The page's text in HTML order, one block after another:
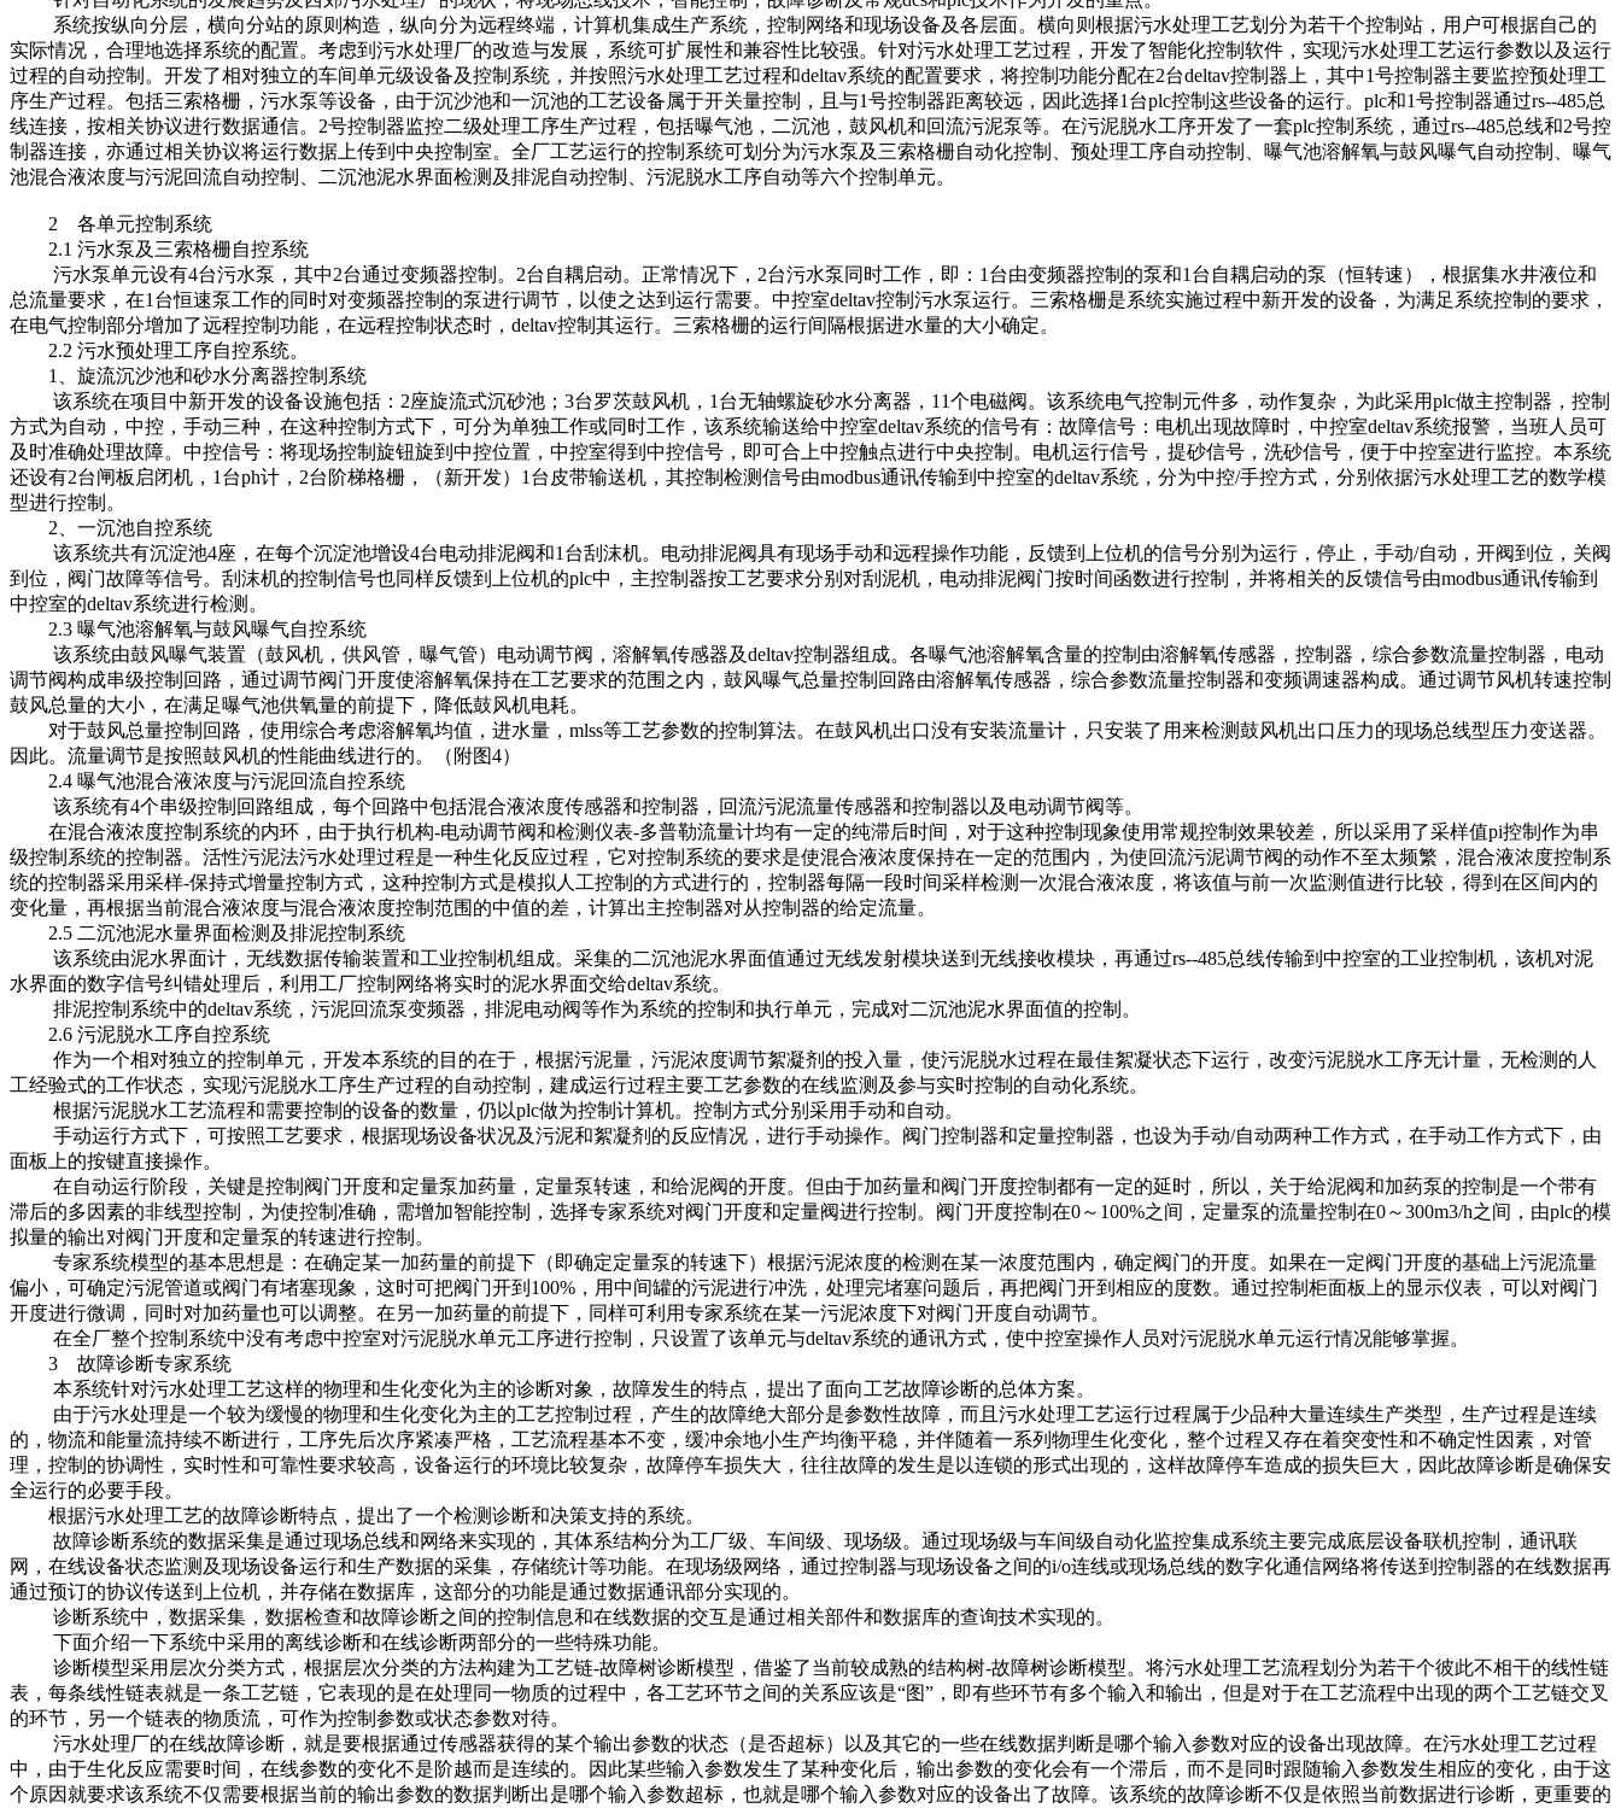
系统按纵向分层，横向分站的原则构造，纵向分为远程终端，计算机集成生产系统，控制网络和现场设备及各层面。横向则根据污水处理工艺划分为若干个控制站，用户可根据自己的
实际情况，合理地选择系统的配置。考虑到污水处理厂的改造与发展，系统可扩展性和兼容性比较强。针对污水处理工艺过程，开发了智能化控制软件，实现污水处理工艺运行参数以及运行
过程的自动控制。开发了相对独立的车间单元级设备及控制系统，并按照污水处理工艺过程和deltav系统的配置要求，将控制功能分配在2台deltav控制器上，其中1号控制器主要监控预处理工
序生产过程。包括三索格栅，污水泵等设备，由于沉沙池和一沉池的工艺设备属于开关量控制，且与1号控制器距离较远，因此选择1台plc控制这些设备的运行。plc和1号控制器通过rs--485总
线连接，按相关协议进行数据通信。2号控制器监控二级处理工序生产过程，包括曝气池，二沉池，鼓风机和回流污泥泵等。在污泥脱水工序开发了一套plc控制系统，通过rs--485总线和2号控
制器连接，亦通过相关协议将运行数据上传到中央控制室。全厂工艺运行的控制系统可划分为污水泵及三索格栅自动化控制、预处理工序自动控制、曝气池溶解氧与鼓风曝气自动控制、曝气
池混合液浓度与污泥回流自动控制、二沉池泥水界面检测及排泥自动控制、污泥脱水工序自动等六个控制单元。
2 各单元控制系统
2.1 污水泵及三索格栅自控系统
污水泵单元设有4台污水泵，其中2台通过变频器控制。2台自耦启动。正常情况下，2台污水泵同时工作，即：1台由变频器控制的泵和1台自耦启动的泵（恒转速），根据集水井液位和
总流量要求，在1台恒速泵工作的同时对变频器控制的泵进行调节，以使之达到运行需要。中控室deltav控制污水泵运行。三索格栅是系统实施过程中新开发的设备，为满足系统控制的要求，
在电气控制部分增加了远程控制功能，在远程控制状态时，deltav控制其运行。三索格栅的运行间隔根据进水量的大小确定。
2.2 污水预处理工序自控系统。
1、旋流沉沙池和砂水分离器控制系统
该系统在项目中新开发的设备设施包括：2座旋流式沉砂池；3台罗茨鼓风机，1台无轴螺旋砂水分离器，11个电磁阀。该系统电气控制元件多，动作复杂，为此采用plc做主控制器，控制
方式为自动，中控，手动三种，在这种控制方式下，可分为单独工作或同时工作，该系统输送给中控室deltav系统的信号有：故障信号：电机出现故障时，中控室deltav系统报警，当班人员可
及时准确处理故障。中控信号：将现场控制旋钮旋到中控位置，中控室得到中控信号，即可合上中控触点进行中央控制。电机运行信号，提砂信号，洗砂信号，便于中控室进行监控。本系统
还设有2台闸板启闭机，1台ph计，2台阶梯格栅，（新开发）1台皮带输送机，其控制检测信号由modbus通讯传输到中控室的deltav系统，分为中控/手控方式，分别依据污水处理工艺的数学模
型进行控制。
2、一沉池自控系统
该系统共有沉淀池4座，在每个沉淀池增设4台电动排泥阀和1台刮沫机。电动排泥阀具有现场手动和远程操作功能，反馈到上位机的信号分别为运行，停止，手动/自动，开阀到位，关阀
到位，阀门故障等信号。刮沫机的控制信号也同样反馈到上位机的plc中，主控制器按工艺要求分别对刮泥机，电动排泥阀门按时间函数进行控制，并将相关的反馈信号由modbus通讯传输到
中控室的deltav系统进行检测。
2.3 曝气池溶解氧与鼓风曝气自控系统
该系统由鼓风曝气装置（鼓风机，供风管，曝气管）电动调节阀，溶解氧传感器及deltav控制器组成。各曝气池溶解氧含量的控制由溶解氧传感器，控制器，综合参数流量控制器，电动
调节阀构成串级控制回路，通过调节阀门开度使溶解氧保持在工艺要求的范围之内，鼓风曝气总量控制回路由溶解氧传感器，综合参数流量控制器和变频调速器构成。通过调节风机转速控制
鼓风总量的大小，在满足曝气池供氧量的前提下，降低鼓风机电耗。
对于鼓风总量控制回路，使用综合考虑溶解氧均值，进水量，mlss等工艺参数的控制算法。在鼓风机出口没有安装流量计，只安装了用来检测鼓风机出口压力的现场总线型压力变送器。
因此。流量调节是按照鼓风机的性能曲线进行的。（附图4）
2.4 曝气池混合液浓度与污泥回流自控系统
该系统有4个串级控制回路组成，每个回路中包括混合液浓度传感器和控制器，回流污泥流量传感器和控制器以及电动调节阀等。
在混合液浓度控制系统的内环，由于执行机构-电动调节阀和检测仪表-多普勒流量计均有一定的纯滞后时间，对于这种控制现象使用常规控制效果较差，所以采用了采样值pi控制作为串
级控制系统的控制器。活性污泥法污水处理过程是一种生化反应过程，它对控制系统的要求是使混合液浓度保持在一定的范围内，为使回流污泥调节阀的动作不至太频繁，混合液浓度控制系
统的控制器采用采样-保持式增量控制方式，这种控制方式是模拟人工控制的方式进行的，控制器每隔一段时间采样检测一次混合液浓度，将该值与前一次监测值进行比较，得到在区间内的
变化量，再根据当前混合液浓度与混合液浓度控制范围的中值的差，计算出主控制器对从控制器的给定流量。
2.5 二沉池泥水量界面检测及排泥控制系统
该系统由泥水界面计，无线数据传输装置和工业控制机组成。采集的二沉池泥水界面值通过无线发射模块送到无线接收模块，再通过rs--485总线传输到中控室的工业控制机，该机对泥
水界面的数字信号纠错处理后，利用工厂控制网络将实时的泥水界面交给deltav系统。
排泥控制系统中的deltav系统，污泥回流泵变频器，排泥电动阀等作为系统的控制和执行单元，完成对二沉池泥水界面值的控制。
2.6 污泥脱水工序自控系统
作为一个相对独立的控制单元，开发本系统的目的在于，根据污泥量，污泥浓度调节絮凝剂的投入量，使污泥脱水过程在最佳絮凝状态下运行，改变污泥脱水工序无计量，无检测的人
工经验式的工作状态，实现污泥脱水工序生产过程的自动控制，建成运行过程主要工艺参数的在线监测及参与实时控制的自动化系统。
根据污泥脱水工艺流程和需要控制的设备的数量，仍以plc做为控制计算机。控制方式分别采用手动和自动。
手动运行方式下，可按照工艺要求，根据现场设备状况及污泥和絮凝剂的反应情况，进行手动操作。阀门控制器和定量控制器，也设为手动/自动两种工作方式，在手动工作方式下，由
面板上的按键直接操作。
在自动运行阶段，关键是控制阀门开度和定量泵加药量，定量泵转速，和给泥阀的开度。但由于加药量和阀门开度控制都有一定的延时，所以，关于给泥阀和加药泵的控制是一个带有
滞后的多因素的非线型控制，为使控制准确，需增加智能控制，选择专家系统对阀门开度和定量阀进行控制。阀门开度控制在0～100%之间，定量泵的流量控制在0～300m3/h之间，由plc的模
拟量的输出对阀门开度和定量泵的转速进行控制。
专家系统模型的基本思想是：在确定某一加药量的前提下（即确定定量泵的转速下）根据污泥浓度的检测在某一浓度范围内，确定阀门的开度。如果在一定阀门开度的基础上污泥流量
偏小，可确定污泥管道或阀门有堵塞现象，这时可把阀门开到100%，用中间罐的污泥进行冲洗，处理完堵塞问题后，再把阀门开到相应的度数。通过控制柜面板上的显示仪表，可以对阀门
开度进行微调，同时对加药量也可以调整。在另一加药量的前提下，同样可利用专家系统在某一污泥浓度下对阀门开度自动调节。
在全厂整个控制系统中没有考虑中控室对污泥脱水单元工序进行控制，只设置了该单元与deltav系统的通讯方式，使中控室操作人员对污泥脱水单元运行情况能够掌握。
3 故障诊断专家系统
本系统针对污水处理工艺这样的物理和生化变化为主的诊断对象，故障发生的特点，提出了面向工艺故障诊断的总体方案。
由于污水处理是一个较为缓慢的物理和生化变化为主的工艺控制过程，产生的故障绝大部分是参数性故障，而且污水处理工艺运行过程属于少品种大量连续生产类型，生产过程是连续
的，物流和能量流持续不断进行，工序先后次序紧凑严格，工艺流程基本不变，缓冲余地小生产均衡平稳，并伴随着一系列物理生化变化，整个过程又存在着突变性和不确定性因素，对管
理，控制的协调性，实时性和可靠性要求较高，设备运行的环境比较复杂，故障停车损失大，往往故障的发生是以连锁的形式出现的，这样故障停车造成的损失巨大，因此故障诊断是确保安
全运行的必要手段。
根据污水处理工艺的故障诊断特点，提出了一个检测诊断和决策支持的系统。
故障诊断系统的数据采集是通过现场总线和网络来实现的，其体系结构分为工厂级、车间级、现场级。通过现场级与车间级自动化监控集成系统主要完成底层设备联机控制，通讯联
网，在线设备状态监测及现场设备运行和生产数据的采集，存储统计等功能。在现场级网络，通过控制器与现场设备之间的i/o连线或现场总线的数字化通信网络将传送到控制器的在线数据再
通过预订的协议传送到上位机，并存储在数据库，这部分的功能是通过数据通讯部分实现的。
诊断系统中，数据采集，数据检查和故障诊断之间的控制信息和在线数据的交互是通过相关部件和数据库的查询技术实现的。
下面介绍一下系统中采用的离线诊断和在线诊断两部分的一些特殊功能。
诊断模型采用层次分类方式，根据层次分类的方法构建为工艺链-故障树诊断模型，借鉴了当前较成熟的结构树-故障树诊断模型。将污水处理工艺流程划分为若干个彼此不相干的线性链
表，每条线性链表就是一条工艺链，它表现的是在处理同一物质的过程中，各工艺环节之间的关系应该是“图”，即有些环节有多个输入和输出，但是对于在工艺流程中出现的两个工艺链交叉
的环节，另一个链表的物质流，可作为控制参数或状态参数对待。
污水处理厂的在线故障诊断，就是要根据通过传感器获得的某个输出参数的状态（是否超标）以及其它的一些在线数据判断是哪个输入参数对应的设备出现故障。在污水处理工艺过程
中，由于生化反应需要时间，在线参数的变化不是阶越而是连续的。因此某些输入参数发生了某种变化后，输出参数的变化会有一个滞后，而不是同时跟随输入参数发生相应的变化，由于这
个原因就要求该系统不仅需要根据当前的输出参数的数据判断出是哪个输入参数超标，也就是哪个输入参数对应的设备出了故障。该系统的故障诊断不仅是依照当前数据进行诊断，更重要的